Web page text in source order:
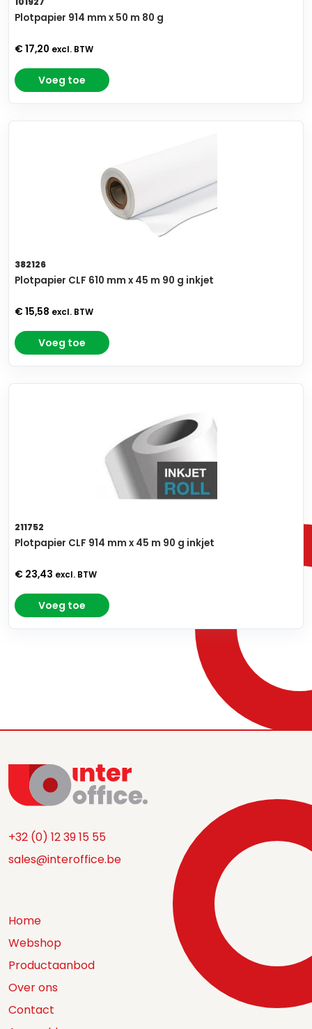
Plotpapier 914 mm x 50 m 80 g
€ 17,20 excl. BTW
Voeg toe
382126
Plotpapier CLF 610 mm x 45 m 90 g inkjet
€ 15,58 excl. BTW
Voeg toe
211752
Plotpapier CLF 914 mm x 45 m 90 g inkjet
€ 23,43 excl. BTW
Voeg toe
+32 (0) 12 39 15 55
sales@interoffice.be
Home
Webshop
Productaanbod
Over ons
Contact